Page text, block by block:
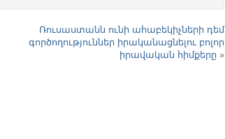
Ռուսաստանն ունի ահաբեկիչների դեմ
գործողություններ իրականացնելու բոլոր
իրավական հիմքերը »